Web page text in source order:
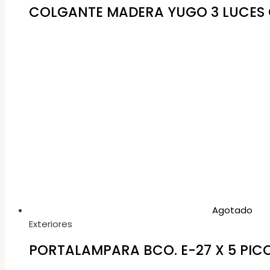
COLGANTE MADERA YUGO 3 LUCES
Agotado
Exteriores
PORTALAMPARA BCO. E-27 X 5